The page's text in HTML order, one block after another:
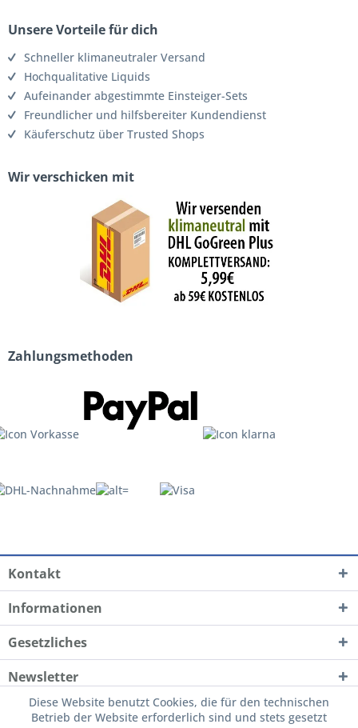
Unsere Vorteile für dich
Schneller klimaneutraler Versand
Hochqualitative Liquids
Aufeinander abgestimmte Einsteiger-Sets
Freundlicher und hilfsbereiter Kundendienst
Käuferschutz über Trusted Shops
Wir verschicken mit
Zahlungsmethoden
Kontakt
Informationen
Gesetzliches
Newsletter
Diese Website benutzt Cookies, die für den technischen
Betrieb der Website erforderlich sind und stets gesetzt